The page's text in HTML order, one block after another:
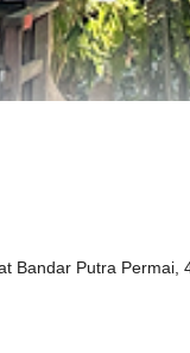
Bandar Putra Permai,